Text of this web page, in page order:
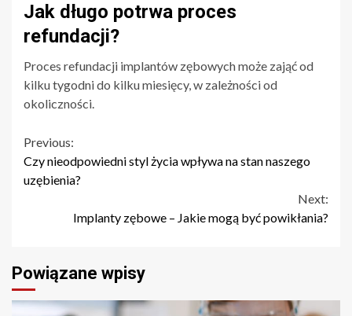
Jak długo potrwa proces
refundacji?
Proces refundacji implantów zębowych może zająć od
kilku tygodni do kilku miesięcy, w zależności od
okoliczności.
Continue
Reading
Previous:
Czy nieodpowiedni styl życia wpływa na stan naszego
uzębienia?
Next:
Implanty zębowe – Jakie mogą być powikłania?
Powiązane wpisy